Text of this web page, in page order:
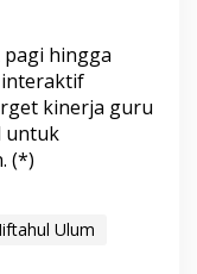
hingga
interaktif
kinerja guru
untuk
(*)
Ulum